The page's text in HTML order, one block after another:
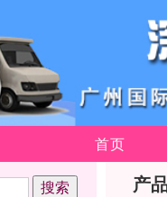
首页
产